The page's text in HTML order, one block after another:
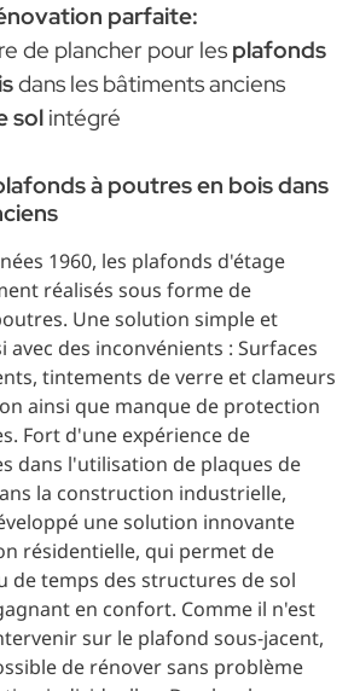
parfaite:
de plancher pour les plafonds
dans les bâtiments anciens
sol intégré
à poutres en bois dans
1960, les plafonds d'étage
réalisés sous forme de
Une solution simple et
avec des inconvénients : Surfaces
tintements de verre et clameurs
ainsi que manque de protection
Fort d'une expérience de
dans l'utilisation de plaques de
la construction industrielle,
une solution innovante
résidentielle, qui permet de
de temps des structures de sol
en confort. Comme il n'est
sur le plafond sous-jacent,
de rénover sans problème